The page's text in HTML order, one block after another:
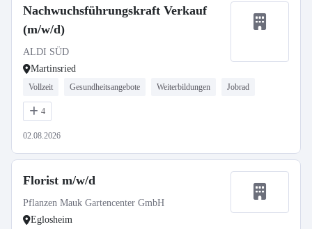
Nachwuchsführungskraft Verkauf
(m/w/d)
ALDI SÜD
Martinsried
Vollzeit Gesundheitsangebote Weiterbildungen Jobrad
4
02.08.2026
Florist m/w/d
Pflanzen Mauk Gartencenter GmbH
Eglosheim